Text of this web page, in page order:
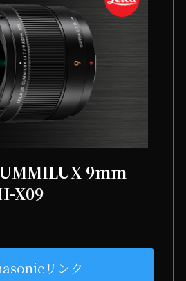
9mm
X09
リンク